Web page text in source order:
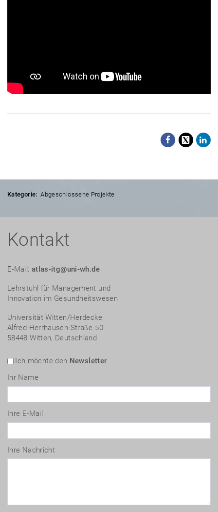
X
Kategorie: Abgeschlossene Projekte
Kontakt
E-Mail: atlas-itg@uni-wh.de
Lehrstuhl für Management und
Innovation im Gesundheitswesen
Universität Witten/Herdecke
Alfred-Herrhausen-Straße 50
58448 Witten, Deutschland
Ich möchte den Newsletter
Ihr Name
Ihre E-Mail
Ihre Nachricht